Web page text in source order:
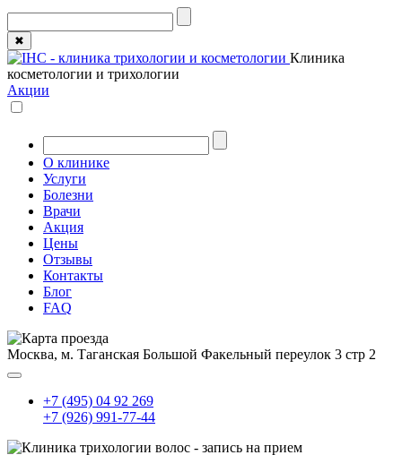
✖
Клиника
косметологии и трихологии
Акции
О клинике
Услуги
Болезни
Врачи
Акция
Цены
Отзывы
Контакты
Блог
FAQ
Москва, м. Таганская Большой Факельный переулок 3 стр 2
+7 (495) 04 92 269
+7 (926) 991-77-44